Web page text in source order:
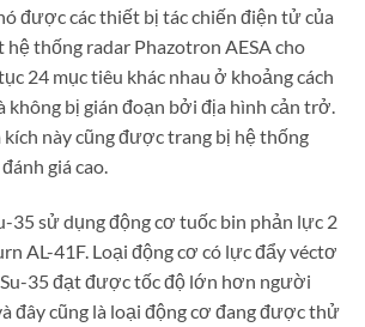
được các thiết bị tác chiến điện tử của
thống radar Phazotron AESA cho
24 mục tiêu khác nhau ở khoảng cách
không bị gián đoạn bởi địa hình cản trở.
kích này cũng được trang bị hệ thống
giá cao.
35 sử dụng động cơ tuốc bin phản lực 2
AL-41F. Loại động cơ có lực đẩy véctơ
Su-35 đạt được tốc độ lớn hơn người
đây cũng là loại động cơ đang được thử